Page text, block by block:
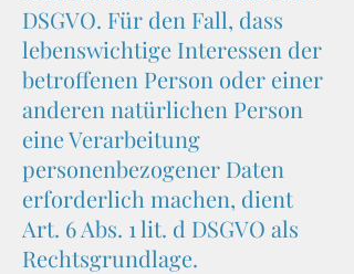
DSGVO. Für den Fall, dass
lebenswichtige Interessen der
betroffenen Person oder einer
anderen natürlichen Person
eine Verarbeitung
personenbezogener Daten
erforderlich machen, dient
Art. 6 Abs. 1 lit. d DSGVO als
Rechtsgrundlage.